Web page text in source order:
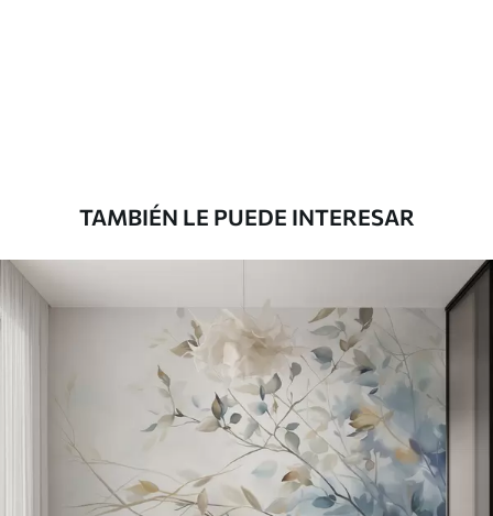
Peel and Stick
12.77$7.66/sq ft
TAMBIÉN LE PUEDE INTERESAR